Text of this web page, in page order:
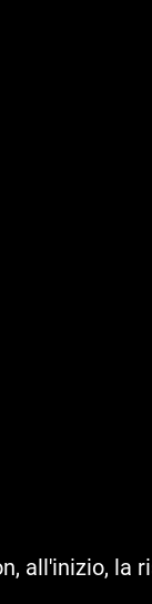
all'inizio, la